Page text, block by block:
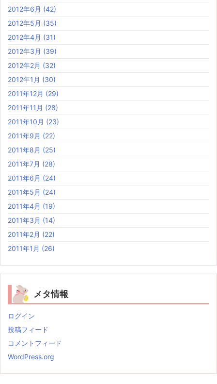
2012年6月 (42)
2012年5月 (35)
2012年4月 (31)
2012年3月 (39)
2012年2月 (32)
2012年1月 (30)
2011年12月 (29)
2011年11月 (28)
2011年10月 (23)
2011年9月 (22)
2011年8月 (25)
2011年7月 (28)
2011年6月 (24)
2011年5月 (24)
2011年4月 (19)
2011年3月 (14)
2011年2月 (22)
2011年1月 (26)
メタ情報
ログイン
投稿フィード
コメントフィード
WordPress.org